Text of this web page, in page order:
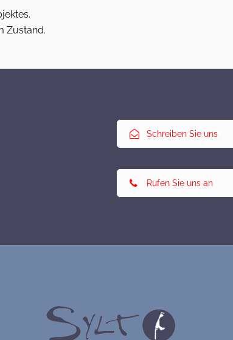
Zustand.
Schreiben Sie uns
Rufen Sie uns an